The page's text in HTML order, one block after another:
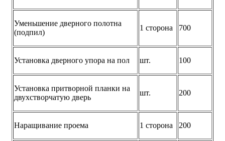
Уменьшение дверного полотна
(подпил)
1 сторона 700
Установка дверного упора на пол шт. 100
Установка притворной планки на
двухстворчатую дверь
шт. 200
Наращивание проема 1 сторона 200